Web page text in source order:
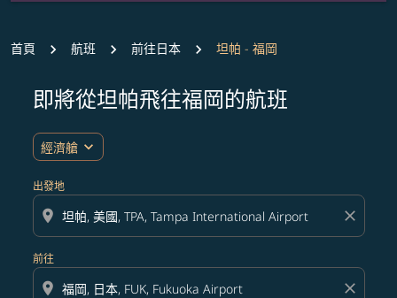
首頁 航班 前往日本 坦帕 - 福岡
即將從坦帕飛往福岡的航班
經濟艙 expand_more
出發地
location_on close
前往
location_on close
無符合您設定條件的票價，請調整篩選條件。